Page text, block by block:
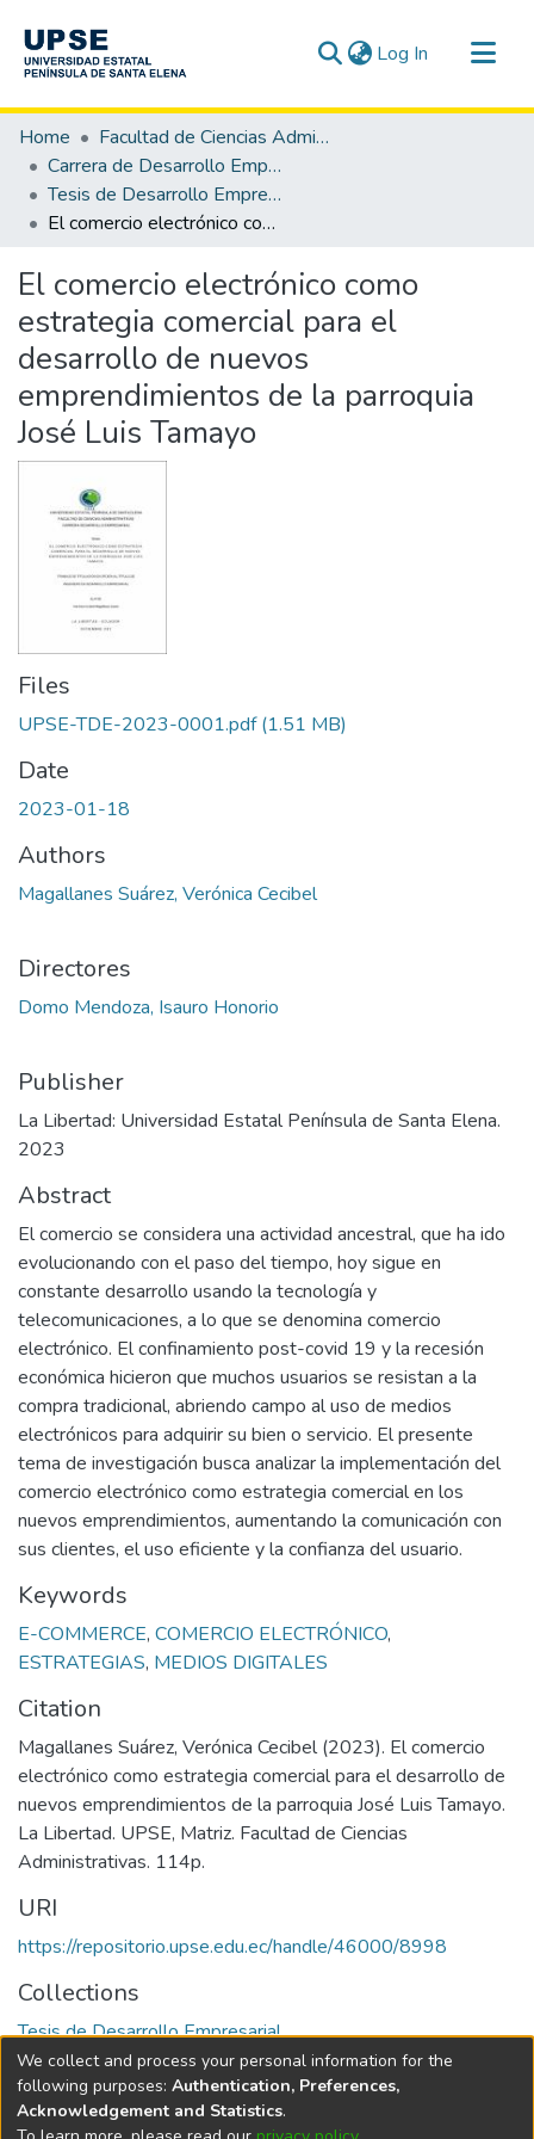
Log In (current)
Communities & Collections
All of DSpace
Statistics
Home
Facultad de Ciencias Administrativas
Carrera de Desarrollo Empresarial
Tesis de Desarrollo Empresarial
El comercio electrónico como estrategia comercial para el desarrollo de nuevos emprendimientos de la parroquia José Luis Tamayo
El comercio electrónico como
estrategia comercial para el
desarrollo de nuevos
emprendimientos de la parroquia
José Luis Tamayo
Files
UPSE-TDE-2023-0001.pdf(1.51 MB)
Date
2023-01-18
Authors
Magallanes Suárez, Verónica Cecibel
Directores
Domo Mendoza, Isauro Honorio
Publisher
La Libertad: Universidad Estatal Península de Santa Elena.
2023
Abstract
El comercio se considera una actividad ancestral, que ha ido
evolucionando con el paso del tiempo, hoy sigue en
constante desarrollo usando la tecnología y
telecomunicaciones, a lo que se denomina comercio
electrónico. El confinamiento post-covid 19 y la recesión
económica hicieron que muchos usuarios se resistan a la
compra tradicional, abriendo campo al uso de medios
electrónicos para adquirir su bien o servicio. El presente
tema de investigación busca analizar la implementación del
comercio electrónico como estrategia comercial en los
nuevos emprendimientos, aumentando la comunicación con
sus clientes, el uso eficiente y la confianza del usuario.
Keywords
E-COMMERCE, COMERCIO ELECTRÓNICO,
ESTRATEGIAS, MEDIOS DIGITALES
Citation
Magallanes Suárez, Verónica Cecibel (2023). El comercio
electrónico como estrategia comercial para el desarrollo de
nuevos emprendimientos de la parroquia José Luis Tamayo.
La Libertad. UPSE, Matriz. Facultad de Ciencias
Administrativas. 114p.
URI
https://repositorio.upse.edu.ec/handle/46000/8998
Collections
Tesis de Desarrollo Empresarial
Full item page
We collect and process your personal information for the
following purposes: Authentication, Preferences,
Acknowledgement and Statistics.